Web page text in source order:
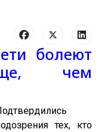
болеют
чем
тех, кто